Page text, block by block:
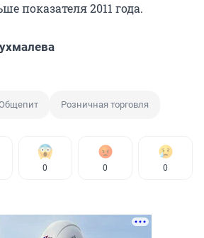
показателя 2011 года.
Розничная торговля
0 0 0